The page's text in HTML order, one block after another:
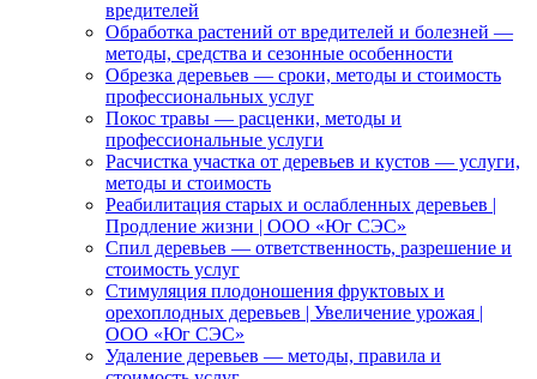
вредителей
Обработка растений от вредителей и болезней —
методы, средства и сезонные особенности
Обрезка деревьев — сроки, методы и стоимость
профессиональных услуг
Покос травы — расценки, методы и
профессиональные услуги
Расчистка участка от деревьев и кустов — услуги,
методы и стоимость
Реабилитация старых и ослабленных деревьев |
Продление жизни | ООО «Юг СЭС»
Спил деревьев — ответственность, разрешение и
стоимость услуг
Стимуляция плодоношения фруктовых и
орехоплодных деревьев | Увеличение урожая |
ООО «Юг СЭС»
Удаление деревьев — методы, правила и